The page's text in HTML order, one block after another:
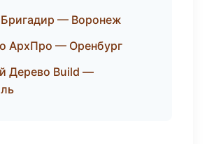
— Воронеж
АрхПро — Оренбург
Дерево Build —